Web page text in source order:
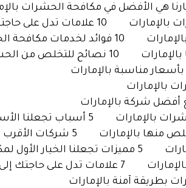
10 علامات تدل على حاجتك إلى شركة مكافحة حشرات بالإمارات
10 فوائد لخدمات مكافحة الحشرات المتنقلة بالإمارات
10 نصائح للتخلص من الحشرات نهائيًا مع شركة متخصصة بالإمارات
5 أسباب تجعلنا الأسرع في مكافحة الحشرات بالإمارات
5 شركات الأقرب اليك شركة مكافحة حشرات بالإمارات
5 مميزات تجعلنا الخيار الأول لمكافحة الحشرات بالإمارات
7 علامات تدل على حاجتك إلى شركة مكافحة حشرات بالإمارات فورًا